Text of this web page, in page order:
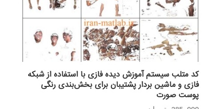
کد متلب سیستم آموزش دیده فازی با استفاده از شبکه
فازی و ماشین بردار پشتیبان برای بخش‌بندی رنگی
پوست صورت